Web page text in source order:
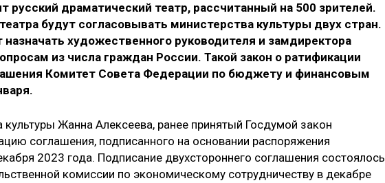
русский драматический театр, рассчитанный на 500 зрителей.
будут согласовывать министерства культуры двух стран.
художественного руководителя и замдиректора
из числа граждан России. Такой закон о ратификации
Комитет Совета Федерации по бюджету и финансовым
Жанна Алексеева, ранее принятый Госдумой закон
соглашения, подписанного на основании распоряжения
2023 года. Подписание двухстороннего соглашения состоялось
комиссии по экономическому сотрудничеству в декабре